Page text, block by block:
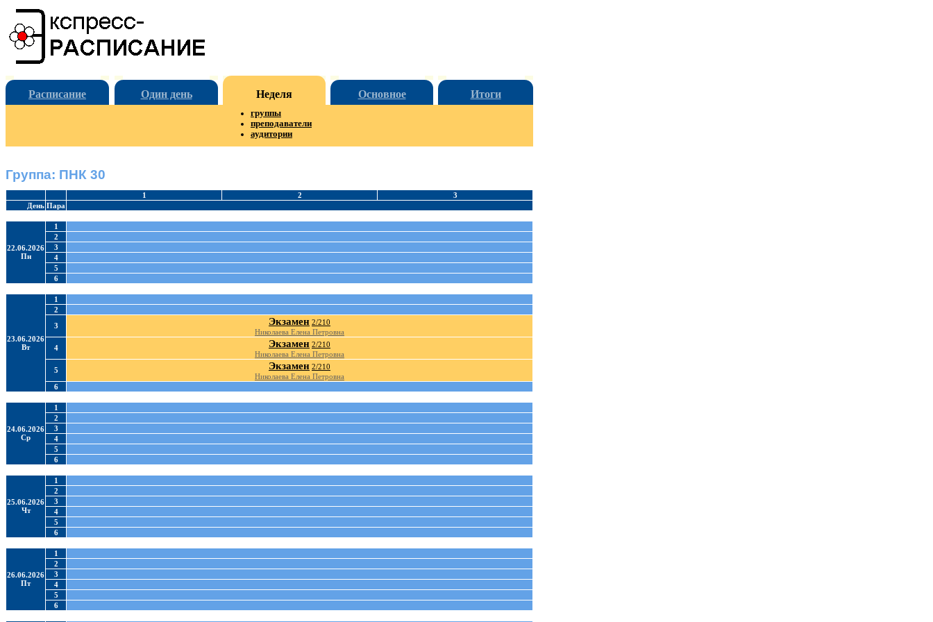
Расписание Один день Неделя Основное Итоги
группы
преподаватели
аудитории
Группа: ПНК 30
1 2
3
День Пара
22.06.2026
Пн
1
2
3
4
5
6
23.06.2026
Вт
1
2
3
Экзамен 2/210
Николаева Елена Петровна
4
Экзамен 2/210
Николаева Елена Петровна
5
Экзамен 2/210
Николаева Елена Петровна
6
24.06.2026
Ср
1
2
3
4
5
6
25.06.2026
Чт
1
2
3
4
5
6
26.06.2026
Пт
1
2
3
4
5
6